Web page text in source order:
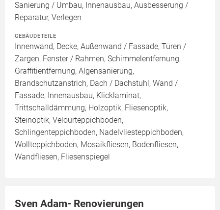
Sanierung / Umbau, Innenausbau, Ausbesserung /
Reparatur, Verlegen
GEBÄUDETEILE
Innenwand, Decke, Außenwand / Fassade, Türen /
Zargen, Fenster / Rahmen, Schimmelentfernung,
Graffitientfernung, Algensanierung,
Brandschutzanstrich, Dach / Dachstuhl, Wand /
Fassade, Innenausbau, Klicklaminat,
Trittschalldämmung, Holzoptik, Fliesenoptik,
Steinoptik, Velourteppichboden,
Schlingenteppichboden, Nadelvliesteppichboden,
Wollteppichboden, Mosaikfliesen, Bodenfliesen,
Wandfliesen, Fliesenspiegel
Sven Adam- Renovierungen